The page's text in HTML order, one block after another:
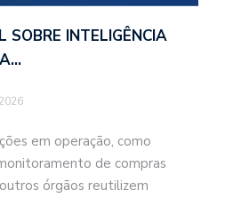
INTELIGÊNCIA
em operação, como
de compras
órgãos reutilizem